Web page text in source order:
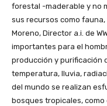
forestal -maderable y no
sus recursos como
Moreno, Director a.i. de
importantes para el
producción y purificación
temperatura, lluvia,
del mundo se realizan
bosques tropicales,